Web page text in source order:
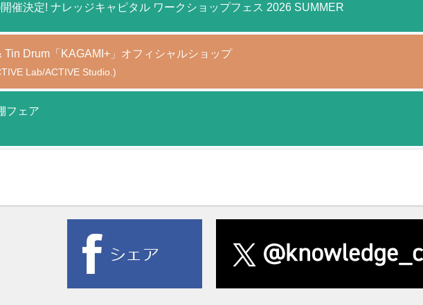
催決定! ナレッジキャピタル ワークショップフェス 2026 SUMMER
Tin Drum「KAGAMI+」オフィシャルショップ
Lab/ACTIVE Studio.)
フェア